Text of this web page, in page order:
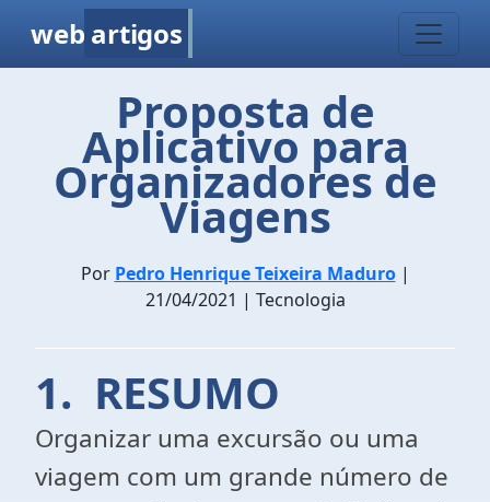
web artigos
Proposta de
Aplicativo para
Organizadores de
Viagens
Por Pedro Henrique Teixeira Maduro|
21/04/2021 | Tecnologia
1. RESUMO
Organizar uma excursão ou uma
viagem com um grande número de